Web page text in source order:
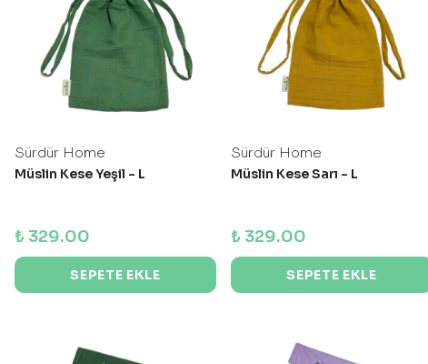
Sürdür Home
Müslin Kese Yeşil - L
₺ 329.00
SEPETE EKLE
Sürdür Home
Müslin Kese Sarı - L
₺ 329.00
SEPETE EKLE